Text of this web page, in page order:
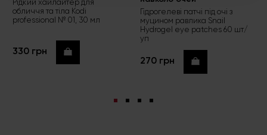
Рідкий хайлайтер для
обличчя та тіла Kodi
professional № 01, 30 мл
330 грн Купити
Гідрогелеві патчі під очі з
муцином равлика Snail
Hydrogel eye patches 60 шт/
уп
270 грн Купити